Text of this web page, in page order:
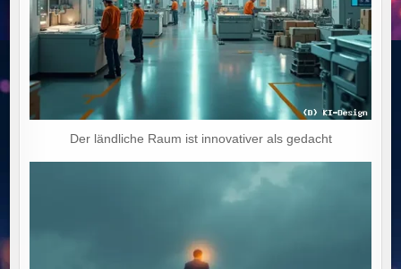
Der ländliche Raum ist innovativer als gedacht